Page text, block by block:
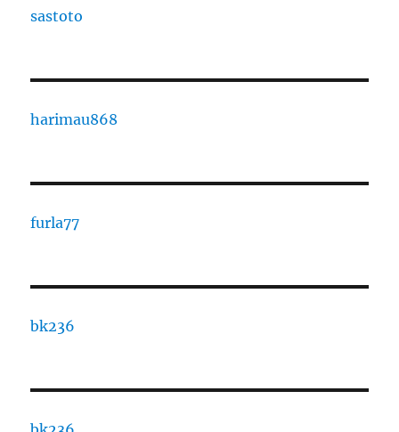
sastoto
harimau868
furla77
bk236